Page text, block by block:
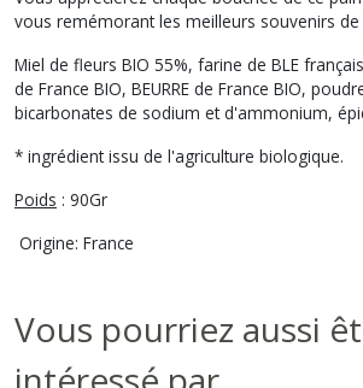
vous remémorant les meilleurs souvenirs
Miel de fleurs BIO 55%, farine de BLE
de France BIO, BEURRE de France BIO,
bicarbonates de sodium et d'ammonium,
* ingrédient issu de l'agriculture biologique.
Poids : 90Gr
Origine: France
Vous pourriez aussi